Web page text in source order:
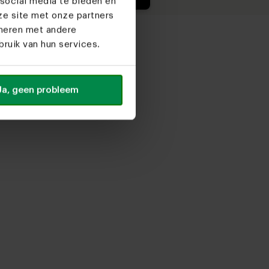
site met onze partners
met andere
van hun services.
geen probleem